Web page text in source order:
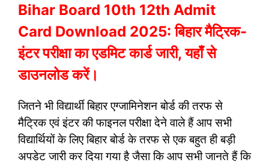
Bihar Board 10th 12th Admit
Card Download 2025: बिहार मैट्रिक-
इंटर परीक्षा का एडमिट कार्ड जारी, यहाँ से
डाउनलोड करें।
जितने भी विद्यार्थी बिहार एग्जामिनेशन बोर्ड की तरफ से
मैट्रिक एवं इंटर की फाइनल परीक्षा देने वाले हैं आप सभी
विद्यार्थियों के लिए बिहार बोर्ड के तरफ से एक बहुत ही बड़ी
अपडेट जारी कर दिया गया है जैसा कि आप सभी जानते हैं कि